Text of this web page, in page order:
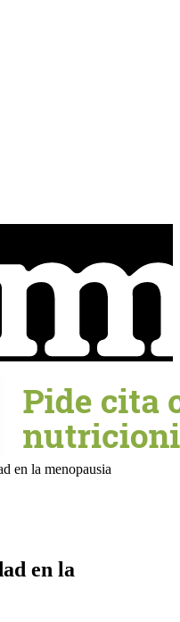
en la menopausia
en la